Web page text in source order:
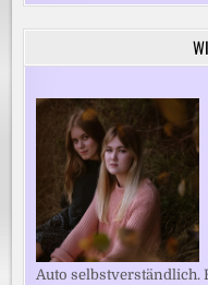
Auto selbstverständlich.